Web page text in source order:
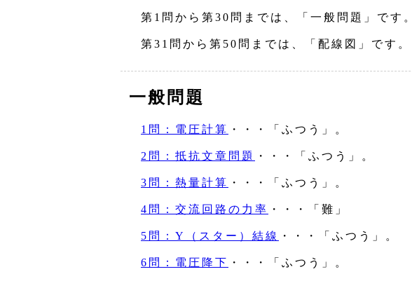
第1問から第30問までは、「一般問題」です。
第31問から第50問までは、「配線図」です。
一般問題
1問：電圧計算 ・・・「ふつう」。
2問：抵抗文章問題 ・・・「ふつう」。
3問：熱量計算 ・・・「ふつう」。
4問：交流回路の力率 ・・・「難」
5問：Y（スター）結線 ・・・「ふつう」。
6問：電圧降下 ・・・「ふつう」。